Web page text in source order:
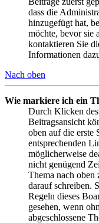
dass die
hinzugefügt hat,
möchte, bevor sie
kontaktieren Sie
Informationen
Nach oben
Wie markiere ich ein
Durch Klicken
Beitragsansicht
oben auf die erste
entsprechenden
möglicherweise
nicht genügend
Thema nach
darauf schreiben.
Regeln dieses
gesehen, wenn
abgeschlossene